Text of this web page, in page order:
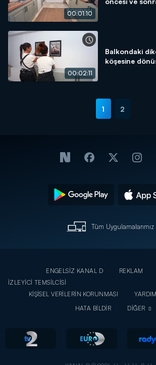
00:01:10
00:02:11
Balkondaki
köşesine
1 2
Tüm Uygulamalarımız
ENGELSİZ KANAL D REKLAM
İZLEYİCİ TEMSİLCİSİ
KİŞİSEL VERİLERİN KORUNMASI
YARDIM
HATA BİLDİR
DİĞER